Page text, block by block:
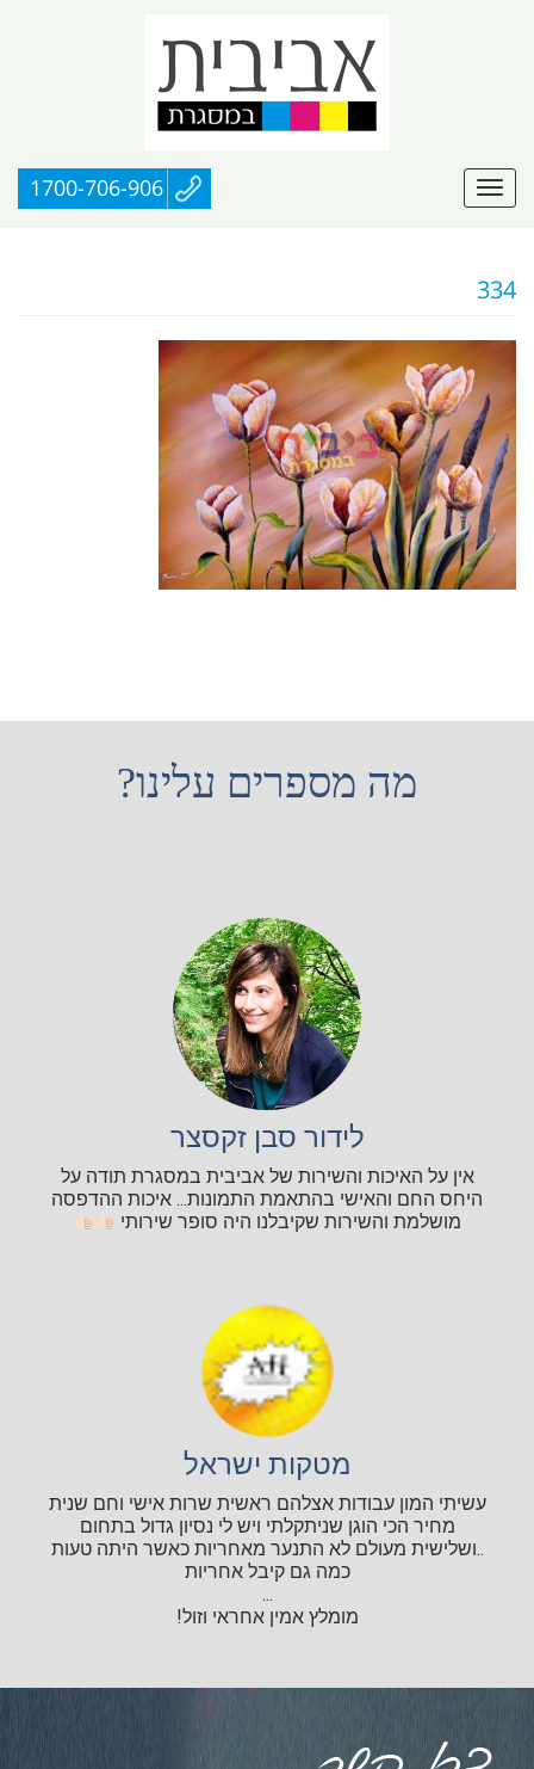
1700-706-906
334
מה מספרים עלינו?
לידור סבן זקסצר
אין על האיכות והשירות של אביבית במסגרת תודה על
היחס החם והאישי בהתאמת התמונות... איכות ההדפסה
מושלמת והשירות שקיבלנו היה סופר שירותי
מטקות ישראל
עשיתי המון עבודות אצלהם ראשית שרות אישי וחם שנית
מחיר הכי הוגן שניתקלתי ויש לי נסיון גדול בתחום
..ושלישית מעולם לא התנער מאחריות כאשר היתה טעות
כמה גם קיבל אחריות
...
מומלץ אמין אחראי וזול!